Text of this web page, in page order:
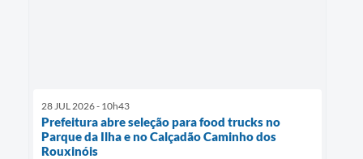
28 JUL 2026 - 10h43
Prefeitura abre seleção para food trucks no
Parque da Ilha e no Calçadão Caminho dos
Rouxinóis